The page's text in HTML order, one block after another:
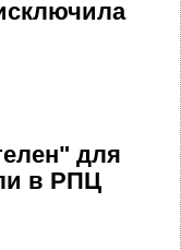
для
в РПЦ